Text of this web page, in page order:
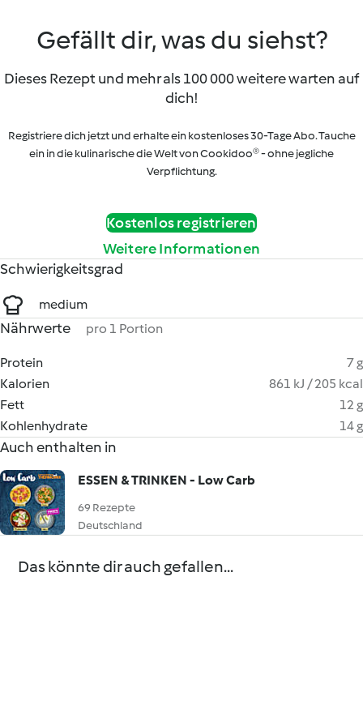
Gefällt dir, was du siehst?
Dieses Rezept und mehr als 100 000 weitere warten auf
dich!
Registriere dich jetzt und erhalte ein kostenloses 30-Tage Abo. Tauche
ein in die kulinarische die Welt von Cookidoo® - ohne jegliche
Verpflichtung.
Kostenlos registrieren
Weitere Informationen
Schwierigkeitsgrad
medium
Nährwerte pro 1 Portion
Protein
7 g
Kalorien
861 kJ / 205 kcal
Fett
12 g
Kohlenhydrate
14 g
Auch enthalten in
ESSEN & TRINKEN - Low Carb
69 Rezepte
Deutschland
Das könnte dir auch gefallen...